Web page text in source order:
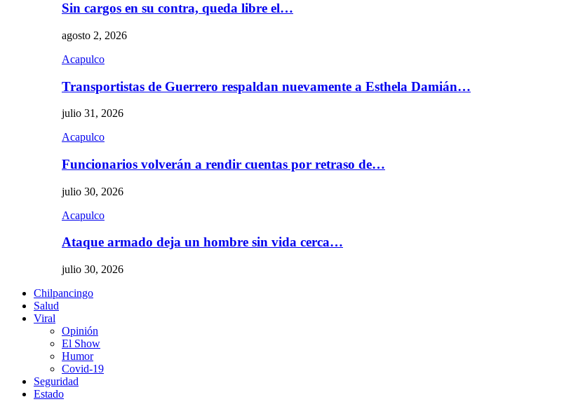
Sin cargos en su contra, queda libre el…
agosto 2, 2026
Acapulco
Transportistas de Guerrero respaldan nuevamente a Esthela Damián…
julio 31, 2026
Acapulco
Funcionarios volverán a rendir cuentas por retraso de…
julio 30, 2026
Acapulco
Ataque armado deja un hombre sin vida cerca…
julio 30, 2026
Chilpancingo
Salud
Viral
Opinión
El Show
Humor
Covid-19
Seguridad
Estado